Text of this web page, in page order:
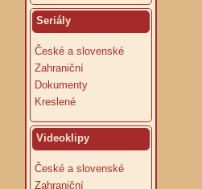
Seriály
České a slovenské
Zahraniční
Dokumenty
Kreslené
Videoklipy
České a slovenské
Zahraniční